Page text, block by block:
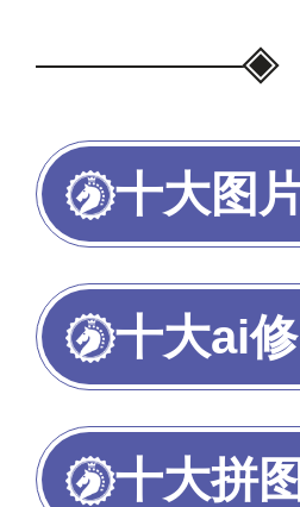
十大图
十大ai
十大拼